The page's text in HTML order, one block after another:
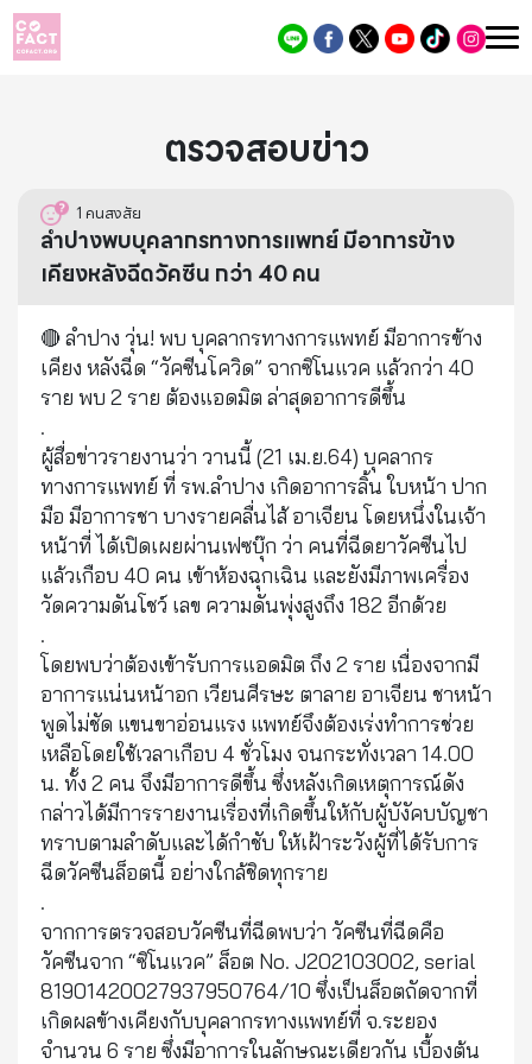
ตรวจสอบข่าว
1 คนสงสัย
ลำปางพบบุคลากรทางการแพทย์ มีอาการข้าง
เคียงหลังฉีดวัคซีน กว่า 40 คน
🔴 ลำปาง วุ่น! พบ บุคลากรทางการแพทย์ มีอาการข้าง
เคียง หลังฉีด “วัคซีนโควิด” จากซิโนแวค แล้วกว่า 40
ราย พบ 2 ราย ต้องแอดมิต ล่าสุดอาการดีขึ้น
.
ผู้สื่อข่าวรายงานว่า วานนี้ (21 เม.ย.64) บุคลากร
ทางการแพทย์ ที่ รพ.ลำปาง เกิดอาการลิ้น ใบหน้า ปาก
มือ มีอาการชา บางรายคลื่นไส้ อาเจียน โดยหนึ่งในเจ้า
หน้าที่ ได้เปิดเผยผ่านเฟซบุ๊ก ว่า คนที่ฉีดยาวัคซีนไป
แล้วเกือบ 40 คน เข้าห้องฉุกเฉิน และยังมีภาพเครื่อง
วัดความดันโชว์ เลข ความดันพุ่งสูงถึง 182 อีกด้วย
.
โดยพบว่าต้องเข้ารับการแอดมิต ถึง 2 ราย เนื่องจากมี
อาการแน่นหน้าอก เวียนศีรษะ ตาลาย อาเจียน ชาหน้า
พูดไม่ชัด แขนขาอ่อนแรง แพทย์จึงต้องเร่งทำการช่วย
เหลือโดยใช้เวลาเกือบ 4 ชั่วโมง จนกระทั่งเวลา 14.00
น. ทั้ง 2 คน จึงมีอาการดีขึ้น ซึ่งหลังเกิดเหตุการณ์ดัง
กล่าวได้มีการรายงานเรื่องที่เกิดขึ้นให้กับผู้บังัคบบัญชา
ทราบตามลำดับและได้กำชับ ให้เฝ้าระวังผู้ที่ได้รับการ
ฉีดวัคซีนล็อตนี้ อย่างใกล้ชิดทุกราย
.
จากการตรวจสอบวัคซีนที่ฉีดพบว่า วัคซีนที่ฉีดคือ
วัคซีนจาก “ซิโนแวค” ล็อต No. J202103002, serial
81901420027937950764/10 ซึ่งเป็นล็อตถัดจากที่
เกิดผลข้างเคียงกับบุคลากรทางแพทย์ที่ จ.ระยอง
จำนวน 6 ราย ซึ่งมีอาการในลักษณะเดียวกัน เบื้องต้น